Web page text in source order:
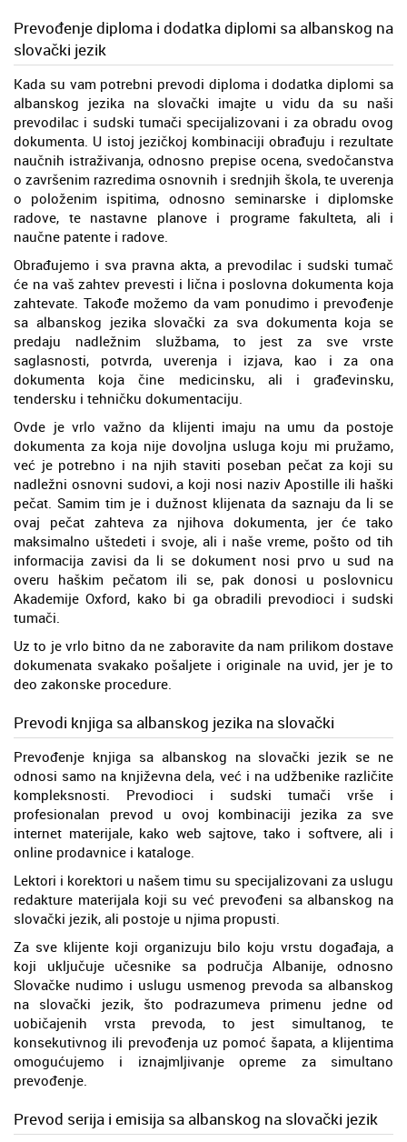
Prevođenje diploma i dodatka diplomi sa albanskog na
slovački jezik
Kada su vam potrebni prevodi diploma i dodatka diplomi sa
albanskog jezika na slovački imajte u vidu da su naši
prevodilac i sudski tumači specijalizovani i za obradu ovog
dokumenta. U istoj jezičkoj kombinaciji obrađuju i rezultate
naučnih istraživanja, odnosno prepise ocena, svedočanstva
o završenim razredima osnovnih i srednjih škola, te uverenja
o položenim ispitima, odnosno seminarske i diplomske
radove, te nastavne planove i programe fakulteta, ali i
naučne patente i radove.
Obrađujemo i sva pravna akta, a prevodilac i sudski tumač
će na vaš zahtev prevesti i lična i poslovna dokumenta koja
zahtevate. Takođe možemo da vam ponudimo i prevođenje
sa albanskog jezika slovački za sva dokumenta koja se
predaju nadležnim službama, to jest za sve vrste
saglasnosti, potvrda, uverenja i izjava, kao i za ona
dokumenta koja čine medicinsku, ali i građevinsku,
tendersku i tehničku dokumentaciju.
Ovde je vrlo važno da klijenti imaju na umu da postoje
dokumenta za koja nije dovoljna usluga koju mi pružamo,
već je potrebno i na njih staviti poseban pečat za koji su
nadležni osnovni sudovi, a koji nosi naziv Apostille ili haški
pečat. Samim tim je i dužnost klijenata da saznaju da li se
ovaj pečat zahteva za njihova dokumenta, jer će tako
maksimalno uštedeti i svoje, ali i naše vreme, pošto od tih
informacija zavisi da li se dokument nosi prvo u sud na
overu haškim pečatom ili se, pak donosi u poslovnicu
Akademije Oxford, kako bi ga obradili prevodioci i sudski
tumači.
Uz to je vrlo bitno da ne zaboravite da nam prilikom dostave
dokumenata svakako pošaljete i originale na uvid, jer je to
deo zakonske procedure.
Prevodi knjiga sa albanskog jezika na slovački
Prevođenje knjiga sa albanskog na slovački jezik se ne
odnosi samo na književna dela, već i na udžbenike različite
kompleksnosti. Prevodioci i sudski tumači vrše i
profesionalan prevod u ovoj kombinaciji jezika za sve
internet materijale, kako web sajtove, tako i softvere, ali i
online prodavnice i kataloge.
Lektori i korektori u našem timu su specijalizovani za uslugu
redakture materijala koji su već prevođeni sa albanskog na
slovački jezik, ali postoje u njima propusti.
Za sve klijente koji organizuju bilo koju vrstu događaja, a
koji uključuje učesnike sa područja Albanije, odnosno
Slovačke nudimo i uslugu usmenog prevoda sa albanskog
na slovački jezik, što podrazumeva primenu jedne od
uobičajenih vrsta prevoda, to jest simultanog, te
konsekutivnog ili prevođenja uz pomoć šapata, a klijentima
omogućujemo i iznajmljivanje opreme za simultano
prevođenje.
Prevod serija i emisija sa albanskog na slovački jezik